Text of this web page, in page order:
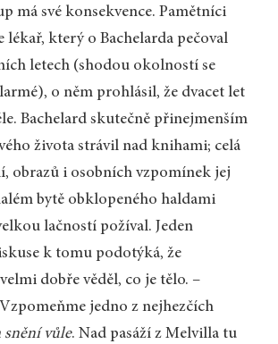
má své konsekvence. Pamětníci
lékař, který o Bachelarda pečoval
letech (shodou okolností se
o něm prohlásil, že dvacet let
Bachelard skutečně přinejmenším
života strávil nad knihami; celá
obrazů i osobních vzpomínek jej
bytě obklopeného haldami
lačností požíval. Jeden
k tomu podotýká, že
dobře věděl, co je tělo. –
jedno z nejhezčích
snění vůle. Nad pasáží z Melvilla tu